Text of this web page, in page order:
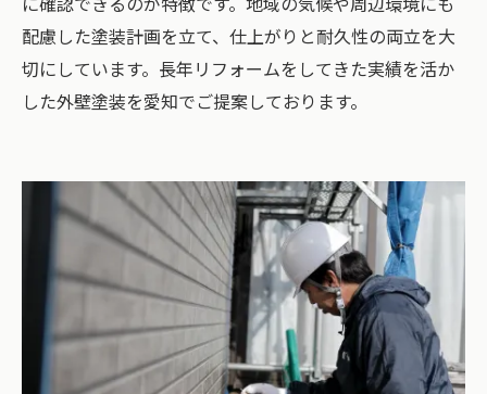
配慮した塗装計画を立て、仕上がりと耐久性の両立を大
切にしています。長年リフォームをしてきた実績を活か
した外壁塗装を愛知でご提案しております。